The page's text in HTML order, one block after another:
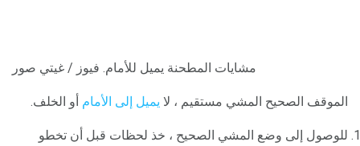
مشايات المطحنة يميل للأمام. فيوز / غيتي صور
الموقف الصحيح المشي مستقيم ، لا يميل إلى الأمام أو الخلف.
للوصول إلى وضع المشي الصحيح ، خذ لحظات قبل أن تخطو